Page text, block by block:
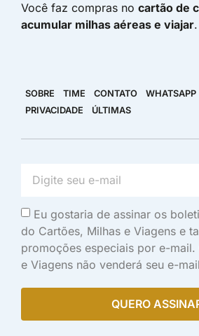
Você faz compras no cartão de
acumular milhas aéreas e viajar.
SOBRE TIME CONTATO WHATSAPP
PRIVACIDADE
ÚLTIMAS
Eu gostaria de assinar os
do Cartões, Milhas e Viagens e
promoções especiais por e-mail.
e Viagens não venderá seu e-
QUERO